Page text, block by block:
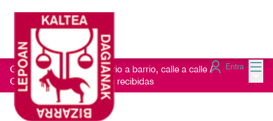
Entra
Getxo Txukun 2021 - Barrio a barrio, calle a calle /
Consulta las Sugerencias recibidas